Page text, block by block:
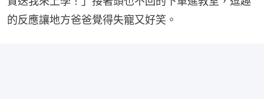
的反應讓地方爸爸覺得失寵又好笑。